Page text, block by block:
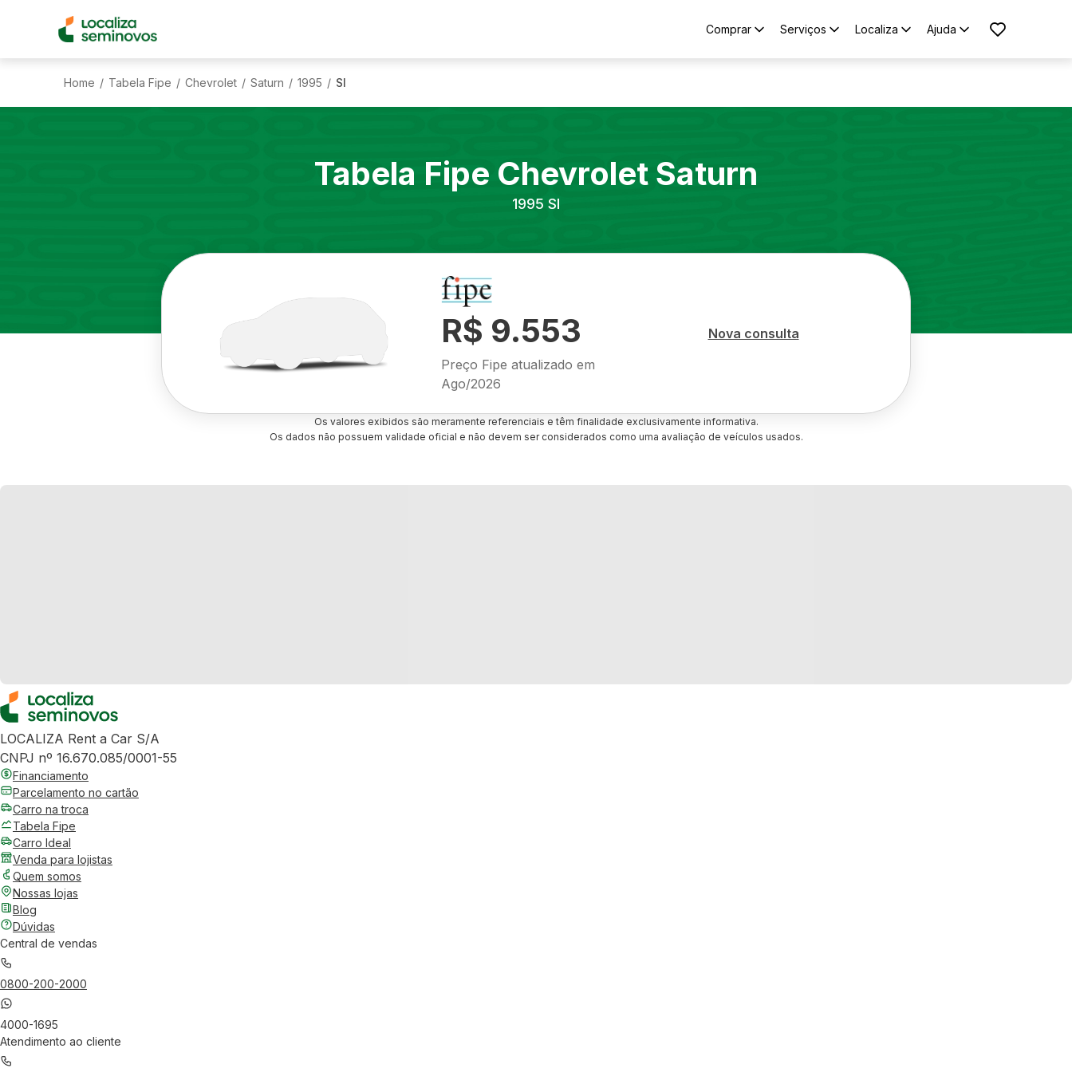
Comprar Serviços Localiza Ajuda
Home / Tabela Fipe / Chevrolet / Saturn / 1995 / Sl
Tabela Fipe Chevrolet Saturn
1995 Sl
R$ 9.553
Preço Fipe atualizado em
Ago/2026
Nova consulta
Os valores exibidos são meramente referenciais e têm finalidade exclusivamente informativa.
Os dados não possuem validade oficial e não devem ser considerados como uma avaliação de veículos usados.
LOCALIZA Rent a Car S/A
CNPJ nº 16.670.085/0001-55
Financiamento
Parcelamento no cartão
Carro na troca
Tabela Fipe
Carro Ideal
Venda para lojistas
Quem somos
Nossas lojas
Blog
Dúvidas
Central de vendas
0800-200-2000
4000-1695
Atendimento ao cliente